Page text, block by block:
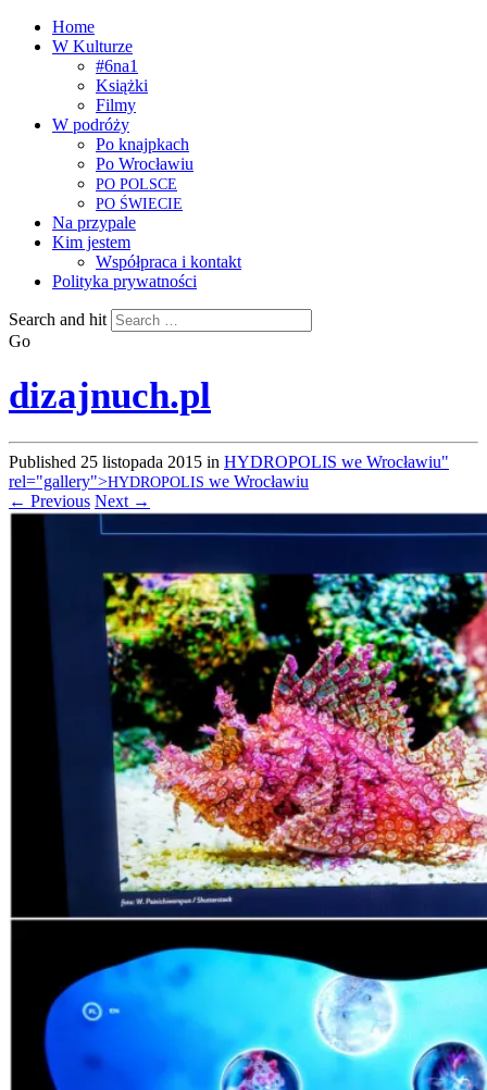
Home
W Kulturze
#6na1
Książki
Filmy
W podróży
Po knajpkach
Po Wrocławiu
PO POLSCE
PO ŚWIECIE
Na przypale
Kim jestem
Współpraca i kontakt
Polityka prywatności
Search and hit
Go
dizajnuch.pl
Published 25 listopada 2015 in HYDROPOLIS we Wrocławiu"
rel="gallery">HYDROPOLIS we Wrocławiu
← Previous Next →